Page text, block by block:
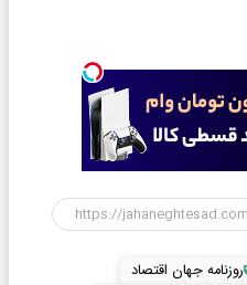
روزنامه جهان اقتصاد